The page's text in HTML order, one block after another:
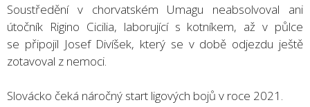
Soustředění v chorvatském Umagu neabsolvoval ani
útočník Rigino Cicilia, laborující s kotníkem, až v půlce
se připojil Josef Divíšek, který se v době odjezdu ještě
zotavoval z nemoci.
Slovácko čeká náročný start ligových bojů v roce 2021.